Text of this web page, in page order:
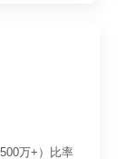
万+）比率